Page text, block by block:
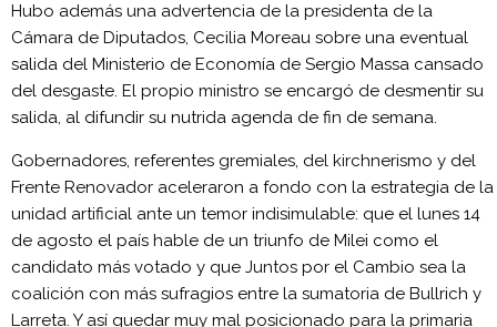
Hubo además una advertencia de la presidenta de la
Cámara de Diputados, Cecilia Moreau sobre una eventual
salida del Ministerio de Economía de Sergio Massa cansado
del desgaste. El propio ministro se encargó de desmentir su
salida, al difundir su nutrida agenda de fin de semana.
Gobernadores, referentes gremiales, del kirchnerismo y del
Frente Renovador aceleraron a fondo con la estrategia de la
unidad artificial ante un temor indisimulable: que el lunes 14
de agosto el país hable de un triunfo de Milei como el
candidato más votado y que Juntos por el Cambio sea la
coalición con más sufragios entre la sumatoria de Bullrich y
Larreta. Y así quedar muy mal posicionado para la primaria